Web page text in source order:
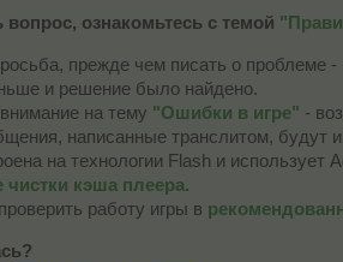
ознакомьтесь с темой
прежде чем писать о проблеме
и решение было найдено.
на тему "Ошибки в игре" -
написанные транслитом, будут
на технологии Flash и
чистки кэша плеера.
работу игры в